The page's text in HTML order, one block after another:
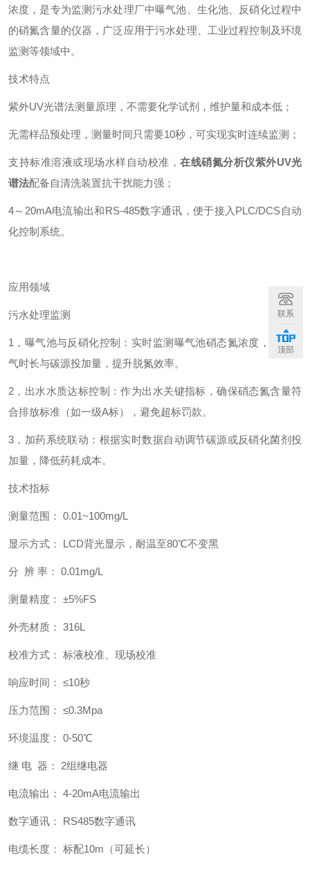
浓度，是专为监测污水处理厂中曝气池、生化池、反硝化过程中
的硝氮含量的仪器，广泛应用于污水处理、工业过程控制及环境
监测等领域中。
技术特点
紫外UV光谱法测量原理，不需要化学试剂，维护量和成本低；
无需样品预处理，测量时间只需要10秒，可实现实时连续监测；
支持标准溶液或现场水样自动校准， 在线硝氮分析仪紫外UV光
谱法配备自清洗装置抗干扰能力强；
4～20mA电流输出和RS-485数字通讯，便于接入PLC/DCS自动
化控制系统。
应用领域
污水处理监测
1，曝气池与反硝化控制：实时监测曝气池硝态氮浓度，优化曝
气时长与碳源投加量，提升脱氮效率。
2，出水水质达标控制：作为出水关键指标，确保硝态氮含量符
合排放标准（如一级A标），避免超标罚款。
3，加药系统联动：根据实时数据自动调节碳源或反硝化菌剂投
加量，降低药耗成本。
技术指标
测量范围： 0.01~100mg/L
显示方式： LCD背光显示，耐温至80℃不变黑
分 辨 率： 0.01mg/L
测量精度： ±5%FS
外壳材质： 316L
校准方式： 标液校准、现场校准
响应时间： ≤10秒
压力范围： ≤0.3Mpa
环境温度： 0-50℃
继 电 器： 2组继电器
电流输出： 4-20mA电流输出
数字通讯： RS485数字通讯
电缆长度： 标配10m（可延长）
联系
顶部